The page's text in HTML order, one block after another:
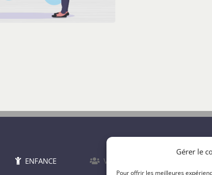
Gérer le
Pour offrir les meilleures
ENFANCE VIE DU VILLAGE